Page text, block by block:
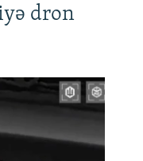
dron